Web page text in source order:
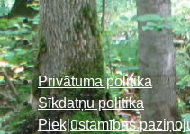
Privātuma politika
Sīkdatņu politika
Piekļūstamības